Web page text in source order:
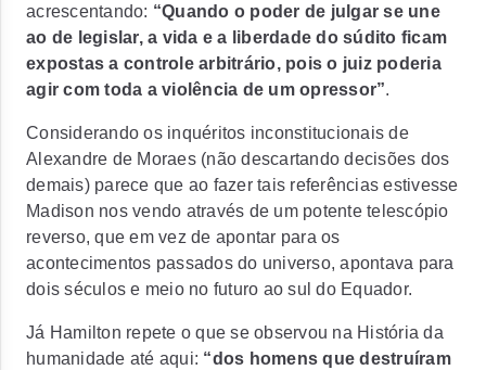
acrescentando: “Quando o poder de julgar se une
ao de legislar, a vida e a liberdade do súdito ficam
expostas a controle arbitrário, pois o juiz poderia
agir com toda a violência de um opressor”.
Considerando os inquéritos inconstitucionais de
Alexandre de Moraes (não descartando decisões dos
demais) parece que ao fazer tais referências estivesse
Madison nos vendo através de um potente telescópio
reverso, que em vez de apontar para os
acontecimentos passados do universo, apontava para
dois séculos e meio no futuro ao sul do Equador.
Já Hamilton repete o que se observou na História da
humanidade até aqui: “dos homens que destruíram